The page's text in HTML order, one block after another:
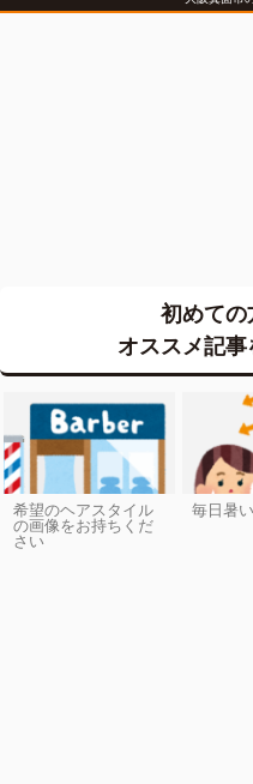
初めて
オススメ記
希望のヘアスタイル
の画像をお持ちくだ
さい
毎日暑